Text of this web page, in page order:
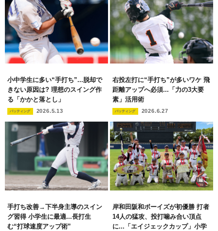
小中学生に多い“手打ち”...脱却で
きない原因は? 理想のスイング作
る「かかと落とし」
バッティング 2026.5.13
右投左打に“手打ち”が多いワケ 飛
距離アップへ必須...「力の3大要
素」活用術
バッティング 2026.6.27
手打ち改善→下半身主導のスイン
グ習得 小学生に最適...長打生
む“打球速度アップ術”
岸和田阪和ボーイズが初優勝 打者
14人の猛攻、投打噛み合い頂点
に...「エイジェックカップ」小学